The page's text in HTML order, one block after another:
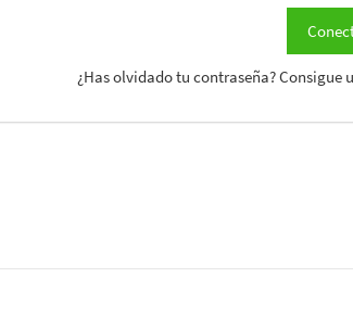
¿Has olvidado tu contraseña? Consigue